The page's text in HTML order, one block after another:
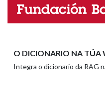
Nome
O DICIONARIO NA TÚA
Integra o dicionario da RAG